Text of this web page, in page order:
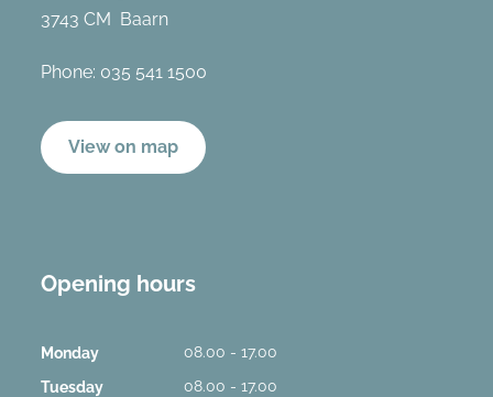
3743 CM Baarn
Phone: 035 541 1500
View on map
Opening hours
Monday 08.00 - 17.00
Tuesday 08.00 - 17.00